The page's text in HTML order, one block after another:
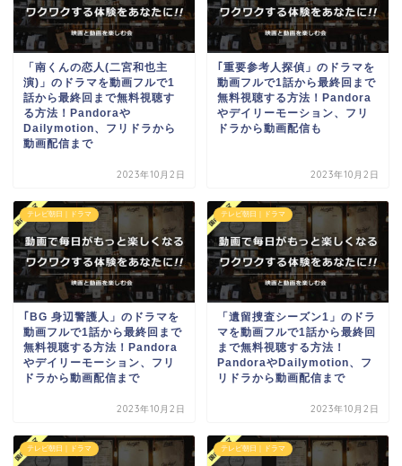
「南くんの恋人(二宮和也主
演)」のドラマを動画フルで1
話から最終回まで無料視聴す
る方法！Pandoraや
Dailymotion、フリドラから
動画配信まで
2023年10月2日
｢重要参考人探偵」のドラマを
動画フルで1話から最終回まで
無料視聴する方法！Pandora
やデイリーモーション、フリ
ドラから動画配信も
2023年10月2日
テレビ朝日｜ドラマ
｢BG 身辺警護人」のドラマを
動画フルで1話から最終回まで
無料視聴する方法！Pandora
やデイリーモーション、フリ
ドラから動画配信まで
2023年10月2日
テレビ朝日｜ドラマ
「遺留捜査シーズン1」のドラ
マを動画フルで1話から最終回
まで無料視聴する方法！
PandoraやDailymotion、フ
リドラから動画配信まで
2023年10月2日
テレビ朝日｜ドラマ テレビ朝日｜ドラマ